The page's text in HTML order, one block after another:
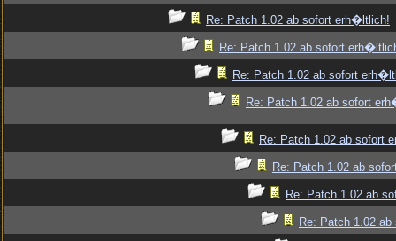
Re: Patch 1.02 ab sofort erh�ltlich!
Re: Patch 1.02 ab sofort
Re: Patch 1.02 ab sofort
Re: Patch 1.02 ab sofort
Re: Patch 1.02 ab sofort
Re: Patch 1.02 ab
Re: Patch 1.02 ab
Re: Patch 1.02